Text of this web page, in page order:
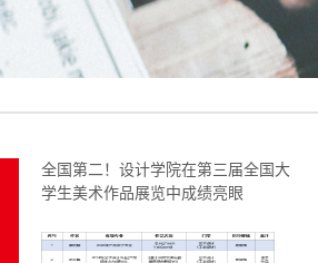
全国第二！设计学院在第三届全国大
学生美术作品展览中成绩亮眼